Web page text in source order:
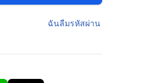
ฉันลืมรหัสผ่าน